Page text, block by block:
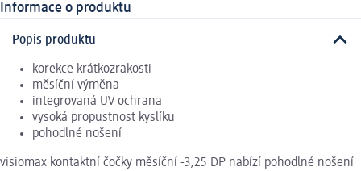
Informace o produktu
Popis produktu
korekce krátkozrakosti
měsíční výměna
integrovaná UV ochrana
vysoká propustnost kyslíku
pohodlné nošení
visiomax kontaktní čočky měsíční -3,25 DP nabízí pohodlné nošení